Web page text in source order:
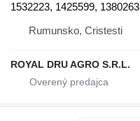
1532223, 1425599, 1380263
Rumunsko, Cristesti
ROYAL DRU AGRO S.R.L.